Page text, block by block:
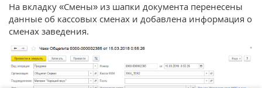
На вкладку «Смены» из шапки документа перенесены
данные об кассовых сменах и добавлена информация о
сменах заведения.